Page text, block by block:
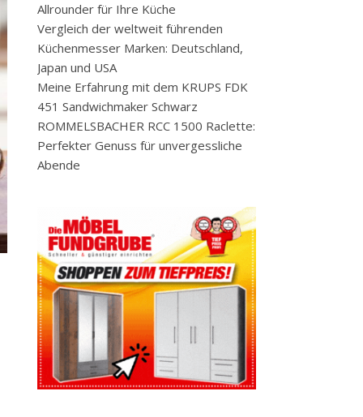
Allrounder für Ihre Küche
Vergleich der weltweit führenden
Küchenmesser Marken: Deutschland,
Japan und USA
Meine Erfahrung mit dem KRUPS FDK
451 Sandwichmaker Schwarz
ROMMELSBACHER RCC 1500 Raclette:
Perfekter Genuss für unvergessliche
Abende